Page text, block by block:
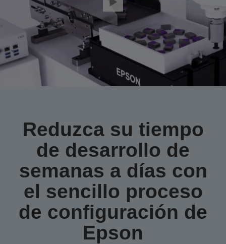
Reduzca su tiempo
de desarrollo de
semanas a días con
el sencillo proceso
de configuración de
Epson